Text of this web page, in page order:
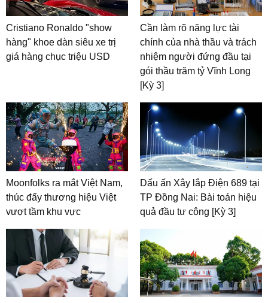
Cristiano Ronaldo "show
hàng" khoe dàn siêu xe trị
giá hàng chục triệu USD
Cần làm rõ năng lực tài
chính của nhà thầu và trách
nhiệm người đứng đầu tại
gói thầu trăm tỷ Vĩnh Long
[Kỳ 3]
Moonfolks ra mắt Việt Nam,
thúc đẩy thương hiệu Việt
vượt tầm khu vực
Dấu ấn Xây lắp Điện 689 tại
TP Đồng Nai: Bài toán hiệu
quả đầu tư công [Kỳ 3]